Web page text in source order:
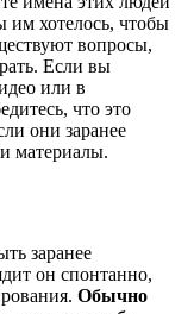
им хотелось, чтобы
вопросы,
Если вы
или в
что это
они заранее
материалы.
заранее
он спонтанно,
Обычно